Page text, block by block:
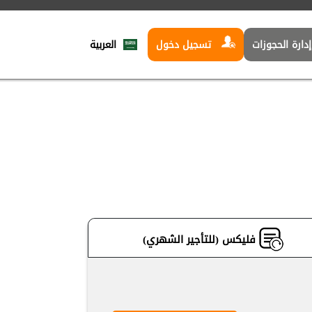
إدارة الحجوزات تسجيل دخول العربية‏
فليكس (للتأجير الشهري)